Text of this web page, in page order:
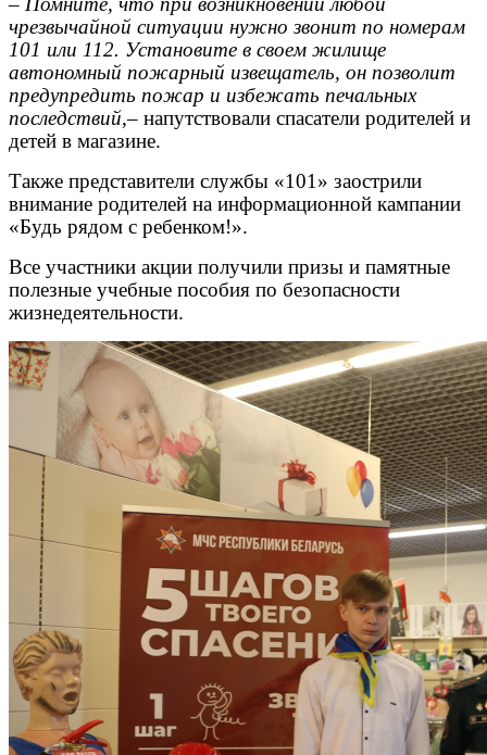
чрезвычайной ситуации нужно звонит по номерам
101 или 112. Установите в своем жилище
автономный пожарный извещатель, он позволит
предупредить пожар и избежать печальных
последствий,– напутствовали спасатели родителей и
детей в магазине.
Также представители службы «101» заострили
внимание родителей на информационной кампании
«Будь рядом с ребенком!».
Все участники акции получили призы и памятные
полезные учебные пособия по безопасности
жизнедеятельности.